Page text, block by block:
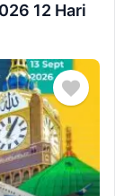
12 Hari